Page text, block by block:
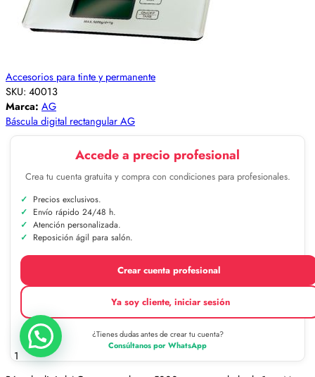
Accesorios para tinte y permanente
SKU: 40013
Marca: AG
Báscula digital rectangular AG
Accede a precio profesional
Crea tu cuenta gratuita y compra con condiciones para profesionales.
Precios exclusivos.
Envío rápido 24/48 h.
Atención personalizada.
Reposición ágil para salón.
Crear cuenta profesional
Ya soy cliente, iniciar sesión
¿Tienes dudas antes de crear tu cuenta?
Consúltanos por WhatsApp
1